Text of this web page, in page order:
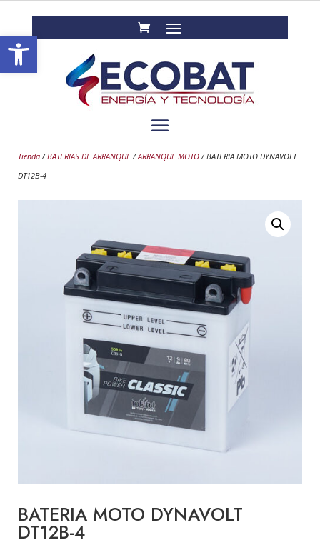
Abrir barra de herramientas
Tienda/BATERIAS DE ARRANQUE/ARRANQUE MOTO/ BATERIA MOTO DYNAVOLT
DT12B-4
BATERIA MOTO DYNAVOLT
DT12B-4